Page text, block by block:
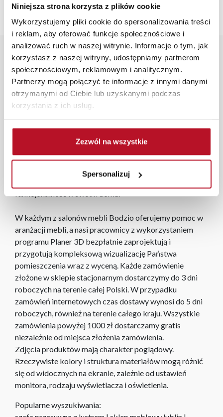
Niniejsza strona korzysta z plików cookie
Wykorzystujemy pliki cookie do spersonalizowania treści
i reklam, aby oferować funkcje społecznościowe i
analizować ruch w naszej witrynie. Informacje o tym, jak
korzystasz z naszej witryny, udostępniamy partnerom
społecznościowym, reklamowym i analitycznym.
Partnerzy mogą połączyć te informacje z innymi danymi
otrzymanymi od Ciebie lub uzyskanymi podczas
korzystania z ich usług.
Zezwól na wszystkie
Spersonalizuj
Opis produktu
Narożnik Lazur w kolorze plusz beż to stylowy i
praktyczny dodatek do każdego wnętrza. Jego
elegancki wygląd i ciepły odcień beżu wprowadzą
dzięki miękkim siedziskom i ergonomicznie
zaprojektowanym oparciom. Nowoczesny design i
staranne wykończenie czynią go idealnym wyborem dla
tych, którzy cenią sobie zarówno estetykę, jak i
W każdym z salonów mebli Bodzio oferujemy pomoc w
aranżacji mebli, a nasi pracownicy z wykorzystaniem
programu Planer 3D bezpłatnie zaprojektują i
przygotują kompleksową wizualizację Państwa
pomieszczenia wraz z wyceną. Każde zamówienie
złożone w sklepie stacjonarnym dostarczymy do 3 dni
roboczych na terenie całej Polski. W przypadku
zamówień internetowych czas dostawy wynosi do 5 dni
roboczych, również na terenie całego kraju. Wszystkie
zamówienia powyżej 1000 zł dostarczamy gratis
niezależnie od miejsca złożenia zamówienia.
Zdjęcia produktów mają charakter poglądowy.
Rzeczywiste kolory i struktura materiałów mogą różnić
się od widocznych na ekranie, zależnie od ustawień
monitora, rodzaju wyświetlacza i oświetlenia.
Popularne wyszukiwania: